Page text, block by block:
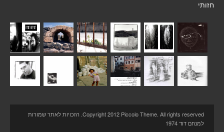
חזותי
Copyright 2012 Piccolo Theme. All rights reserved. הזכויות לאתר שמורות
למנחם דוד 1974